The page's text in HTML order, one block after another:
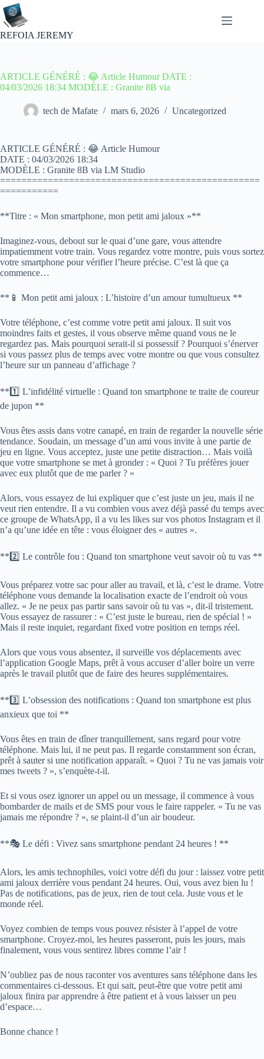
Passer
au
contenu
REFOIA JEREMY
ARTICLE GÉNÉRÉ : 😂 Article Humour DATE :
04/03/2026 18:34 MODÈLE : Granite 8B via
tech de Mafate mars 6, 2026 Uncategorized
ARTICLE GÉNÉRÉ : 😂 Article Humour
DATE : 04/03/2026 18:34
MODÈLE : Granite 8B via LM Studio
=================================================
===========
**Titre : « Mon smartphone, mon petit ami jaloux »**
Imaginez-vous, debout sur le quai d’une gare, vous attendre
impatiemment votre train. Vous regardez votre montre, puis vous sortez
votre smartphone pour vérifier l’heure précise. C’est là que ça
commence…
**📱 Mon petit ami jaloux : L’histoire d’un amour tumultueux **
Votre téléphone, c’est comme votre petit ami jaloux. Il suit vos
moindres faits et gestes, il vous observe même quand vous ne le
regardez pas. Mais pourquoi serait-il si possessif ? Pourquoi s’énerver
si vous passez plus de temps avec votre montre ou que vous consultez
l’heure sur un panneau d’affichage ?
**1️⃣ L’infidélité virtuelle : Quand ton smartphone te traite de coureur
de jupon **
Vous êtes assis dans votre canapé, en train de regarder la nouvelle série
tendance. Soudain, un message d’un ami vous invite à une partie de
jeu en ligne. Vous acceptez, juste une petite distraction… Mais voilà
que votre smartphone se met à gronder : « Quoi ? Tu préfères jouer
avec eux plutôt que de me parler ? »
Alors, vous essayez de lui expliquer que c’est juste un jeu, mais il ne
veut rien entendre. Il a vu combien vous avez déjà passé du temps avec
ce groupe de WhatsApp, il a vu les likes sur vos photos Instagram et il
n’a qu’une idée en tête : vous éloigner des « autres ».
**2️⃣ Le contrôle fou : Quand ton smartphone veut savoir où tu vas **
Vous préparez votre sac pour aller au travail, et là, c’est le drame. Votre
téléphone vous demande la localisation exacte de l’endroit où vous
allez. « Je ne peux pas partir sans savoir où tu vas », dit-il tristement.
Vous essayez de rassurer : « C’est juste le bureau, rien de spécial ! »
Mais il reste inquiet, regardant fixed votre position en temps réel.
Alors que vous vous absentez, il surveille vos déplacements avec
l’application Google Maps, prêt à vous accuser d’aller boire un verre
après le travail plutôt que de faire des heures supplémentaires.
**3️⃣ L’obsession des notifications : Quand ton smartphone est plus
anxieux que toi **
Vous êtes en train de dîner tranquillement, sans regard pour votre
téléphone. Mais lui, il ne peut pas. Il regarde constamment son écran,
prêt à sauter si une notification apparaît. « Quoi ? Tu ne vas jamais voir
mes tweets ? », s’enquète-t-il.
Et si vous osez ignorer un appel ou un message, il commence à vous
bombarder de mails et de SMS pour vous le faire rappeler. « Tu ne vas
jamais me répondre ? », se plaint-il d’un air boudeur.
**🎭 Le défi : Vivez sans smartphone pendant 24 heures ! **
Alors, les amis technophiles, voici votre défi du jour : laissez votre petit
ami jaloux derrière vous pendant 24 heures. Oui, vous avez bien lu !
Pas de notifications, pas de jeux, rien de tout cela. Juste vous et le
monde réel.
Voyez combien de temps vous pouvez résister à l’appel de votre
smartphone. Croyez-moi, les heures passeront, puis les jours, mais
finalement, vous vous sentirez libres comme l’air !
N’oubliez pas de nous raconter vos aventures sans téléphone dans les
commentaires ci-dessous. Et qui sait, peut-être que votre petit ami
jaloux finira par apprendre à être patient et à vous laisser un peu
d’espace…
Bonne chance !